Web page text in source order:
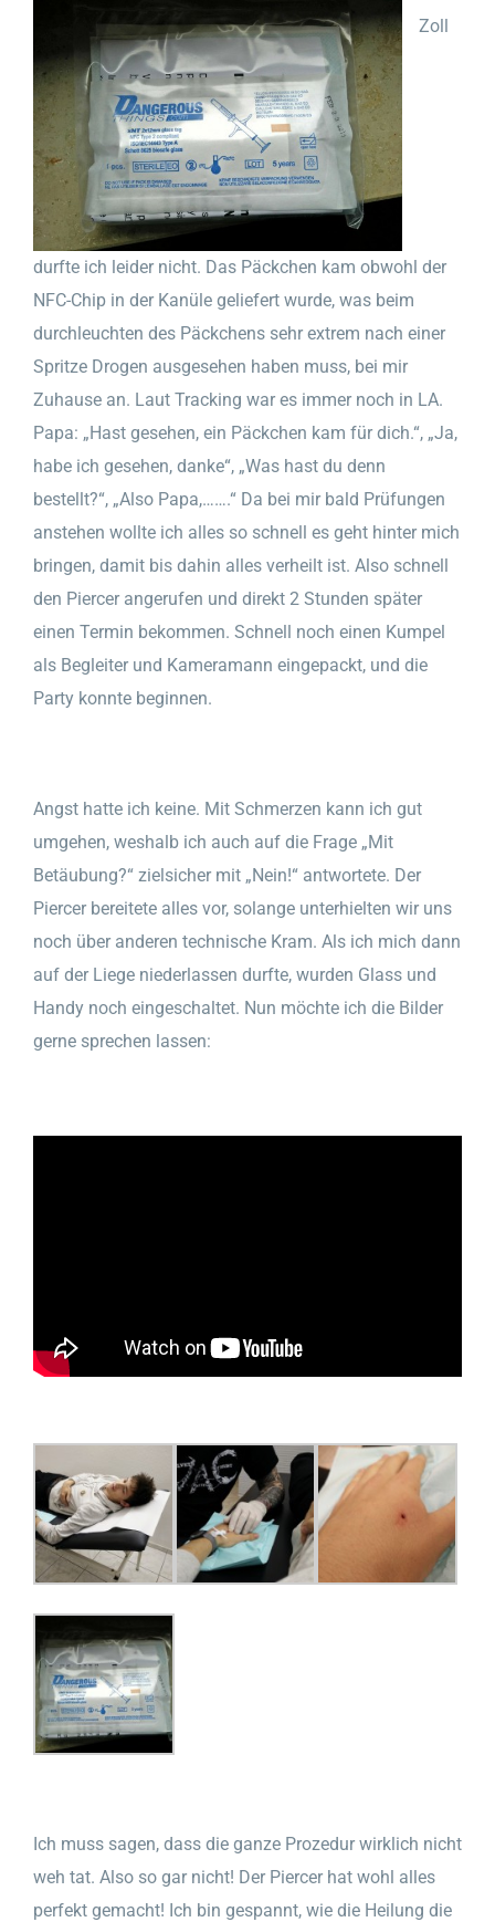
Zoll
durfte ich leider nicht. Das Päckchen kam obwohl der
NFC-Chip in der Kanüle geliefert wurde, was beim
durchleuchten des Päckchens sehr extrem nach einer
Spritze Drogen ausgesehen haben muss, bei mir
Zuhause an. Laut Tracking war es immer noch in LA.
Papa: „Hast gesehen, ein Päckchen kam für dich.“, „Ja,
habe ich gesehen, danke“, „Was hast du denn
bestellt?“, „Also Papa,…….“ Da bei mir bald Prüfungen
anstehen wollte ich alles so schnell es geht hinter mich
bringen, damit bis dahin alles verheilt ist. Also schnell
den Piercer angerufen und direkt 2 Stunden später
einen Termin bekommen. Schnell noch einen Kumpel
als Begleiter und Kameramann eingepackt, und die
Party konnte beginnen.
Angst hatte ich keine. Mit Schmerzen kann ich gut
umgehen, weshalb ich auch auf die Frage „Mit
Betäubung?“ zielsicher mit „Nein!“ antwortete. Der
Piercer bereitete alles vor, solange unterhielten wir uns
noch über anderen technische Kram. Als ich mich dann
auf der Liege niederlassen durfte, wurden Glass und
Handy noch eingeschaltet. Nun möchte ich die Bilder
gerne sprechen lassen:
Ich muss sagen, dass die ganze Prozedur wirklich nicht
weh tat. Also so gar nicht! Der Piercer hat wohl alles
perfekt gemacht! Ich bin gespannt, wie die Heilung die